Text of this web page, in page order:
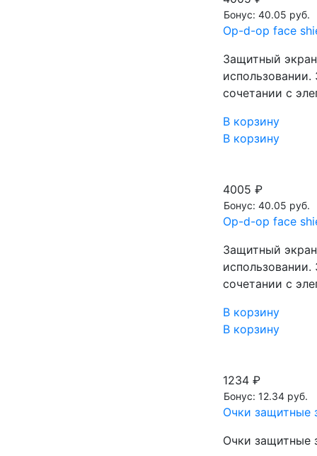
Бонус: 40.05 руб.
Op-d-op face
Защитный
сочетании с
В корзину
В корзину
4005 ₽
Бонус: 40.05 руб.
Op-d-op face
Защитный
сочетании с
В корзину
В корзину
1234 ₽
Бонус: 12.34 руб.
Очки защитные
Очки защитные